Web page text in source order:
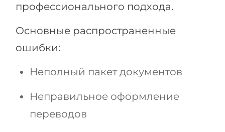
профессионального подхода.
Основные распространенные
ошибки:
Неполный пакет документов
Неправильное оформление
переводов